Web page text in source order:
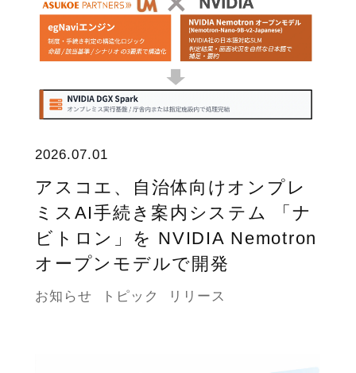
2026.07.01
アスコエ、自治体向けオンプレ
ミスAI手続き案内システム 「ナ
ビトロン」を NVIDIA Nemotron
オープンモデルで開発
お知らせ トピック リリース